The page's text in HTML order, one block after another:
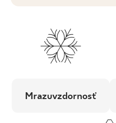
Mrazuvzdornosť